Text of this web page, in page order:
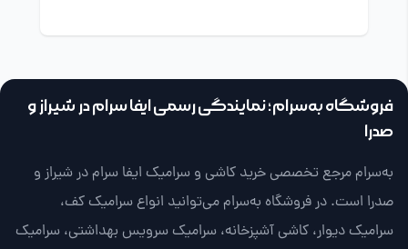
فروشگاه به‌سرام؛ نمایندگی رسمی ایفا سرام در شیراز و
صدرا
به‌سرام مرجع تخصصی خرید کاشی و سرامیک ایفا سرام در شیراز و
صدرا است. در فروشگاه به‌سرام می‌توانید انواع سرامیک کف،
سرامیک دیوار، کاشی آشپزخانه، سرامیک سرویس بهداشتی، سرامیک